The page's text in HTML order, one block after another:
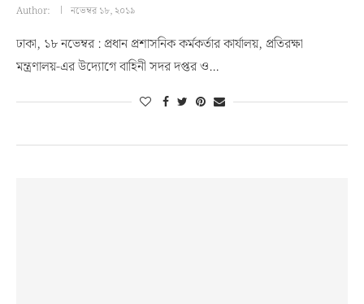
Author: নভেম্বর ১৮, ২০১৯
ঢাকা, ১৮ নভেম্বর : প্রধান প্রশাসনিক কর্মকর্তার কার্যালয়, প্রতিরক্ষা
মন্ত্রণালয়-এর উদ্যোগে বাহিনী সদর দপ্তর ও…